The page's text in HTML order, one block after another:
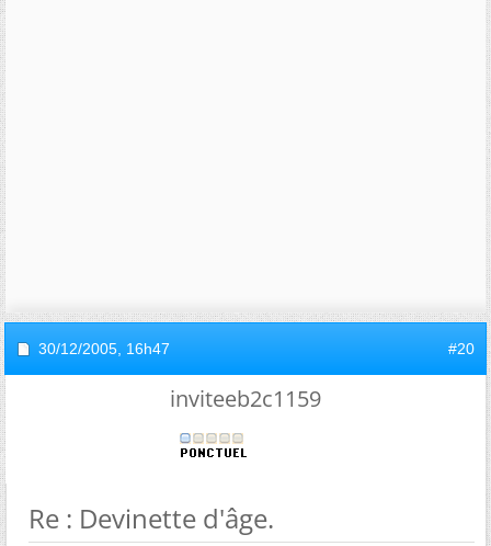
30/12/2005, 16h47 #20
inviteeb2c1159
Re : Devinette d'âge.